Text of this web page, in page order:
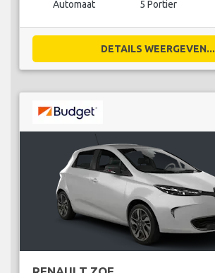
Automaat 5 Portier
DETAILS WEERGEVEN...